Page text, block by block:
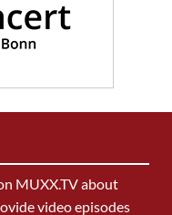
MUXX.TV about
video episodes